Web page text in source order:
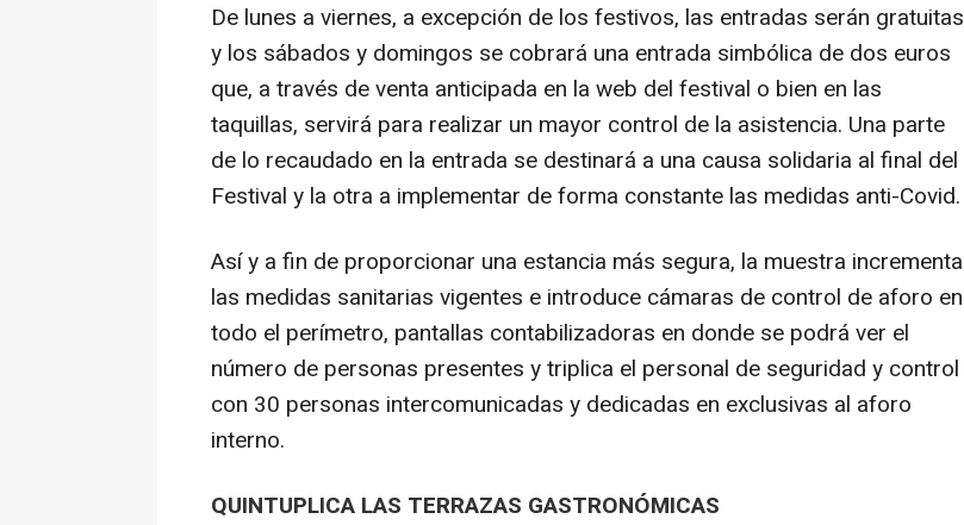
De lunes a viernes, a excepción de los festivos, las entradas serán gratuitas
y los sábados y domingos se cobrará una entrada simbólica de dos euros
que, a través de venta anticipada en la web del festival o bien en las
taquillas, servirá para realizar un mayor control de la asistencia. Una parte
de lo recaudado en la entrada se destinará a una causa solidaria al final del
Festival y la otra a implementar de forma constante las medidas anti-Covid.
Así y a fin de proporcionar una estancia más segura, la muestra incrementa
las medidas sanitarias vigentes e introduce cámaras de control de aforo en
todo el perímetro, pantallas contabilizadoras en donde se podrá ver el
número de personas presentes y triplica el personal de seguridad y control
con 30 personas intercomunicadas y dedicadas en exclusivas al aforo
interno.
QUINTUPLICA LAS TERRAZAS GASTRONÓMICAS